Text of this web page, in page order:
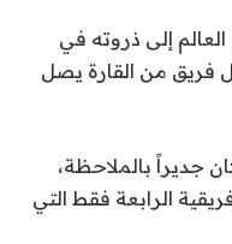
إلى ذروته في
أول فريق من القارة يصل
جديراً بالملاحظة،
الرابعة فقط التي